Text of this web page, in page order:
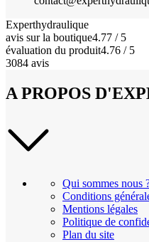
Experthydraulique
avis sur la boutique4.77 / 5
évaluation du produit4.76 / 5
3084 avis
A PROPOS
Qui sommes nous
Conditions
Mentions légales
Politique de
Plan du site